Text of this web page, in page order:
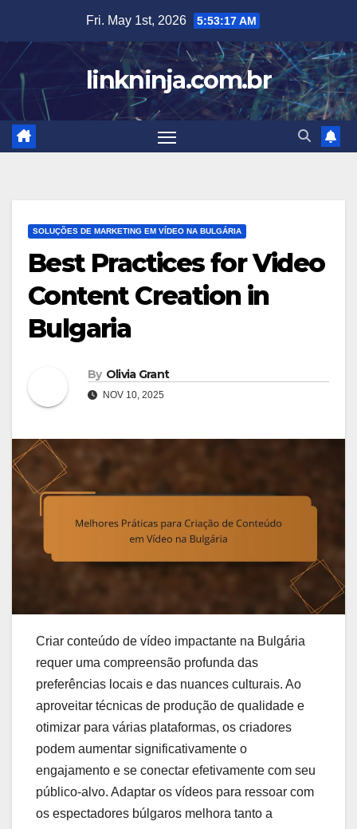
content
Fri. May 1st, 2026 5:53:18 AM
linkninja.com.br
SOLUÇÕES DE MARKETING EM VÍDEO NA BULGÁRIA
Best Practices for Video
Content Creation in
Bulgaria
By Olivia Grant
NOV 10, 2025
Criar conteúdo de vídeo impactante na Bulgária
requer uma compreensão profunda das
preferências locais e das nuances culturais. Ao
aproveitar técnicas de produção de qualidade e
otimizar para várias plataformas, os criadores
podem aumentar significativamente o
engajamento e se conectar efetivamente com seu
público-alvo. Adaptar os vídeos para ressoar com
os espectadores búlgaros melhora tanto a